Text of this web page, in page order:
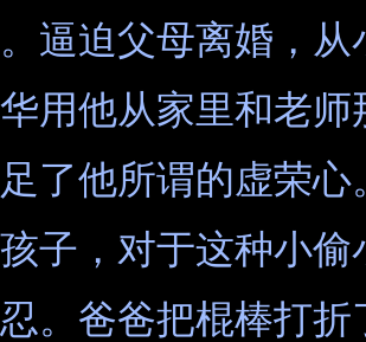
逼迫父母离婚，从
用他从家里和老师
了他所谓的虚荣心
子，对于这种小偷
。爸爸把棍棒打折